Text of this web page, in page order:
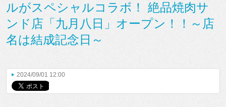
ルがスペシャルコラボ！ 絶品焼肉サ
ンド店「九月八日」オープン！！～店
名は結成記念日～
2024/09/01 12:00